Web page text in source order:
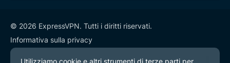
© 2026 ExpressVPN. Tutti i diritti riservati.
Informativa sulla privacy
Termini di servizio